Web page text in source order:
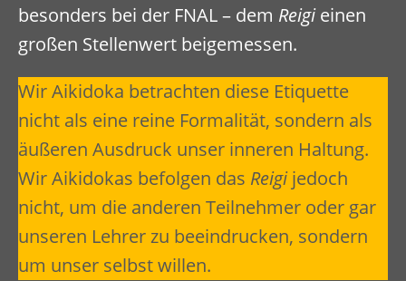
besonders bei der FNAL – dem Reigieinen
großen Stellenwert beigemessen.
Wir Aikidoka betrachten diese Etiquette
nicht als eine reine Formalität, sondern als
äußeren Ausdruck unser inneren Haltung.
Wir Aikidokas befolgen das Reigijedoch
nicht, um die anderen Teilnehmer oder gar
unseren Lehrer zu beeindrucken, sondern
um unser selbst willen.